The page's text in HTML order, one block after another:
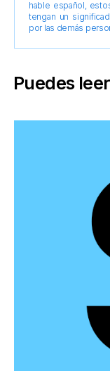
hable español,
tengan un
por las demás
Puedes